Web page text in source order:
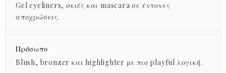
Gel eyeliners, σκιές και mascara σε έντονες
αποχρώσεις.
Πρόσωπο
Blush, bronzer και highlighter με πιο playful λογική.